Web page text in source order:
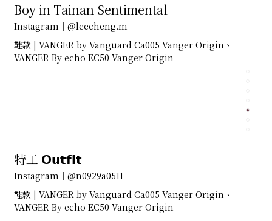
Boy in Tainan Sentimental
Instagram｜@leecheng.m
鞋款 | VANGER by Vanguard Ca005 Vanger Origin、
VANGER By echo EC50 Vanger Origin
特工 𝗢𝘂𝘁𝗳𝗶𝘁
Instagram｜@n0929a0511
鞋款 | VANGER by Vanguard Ca005 Vanger Origin、
VANGER By echo EC50 Vanger Origin